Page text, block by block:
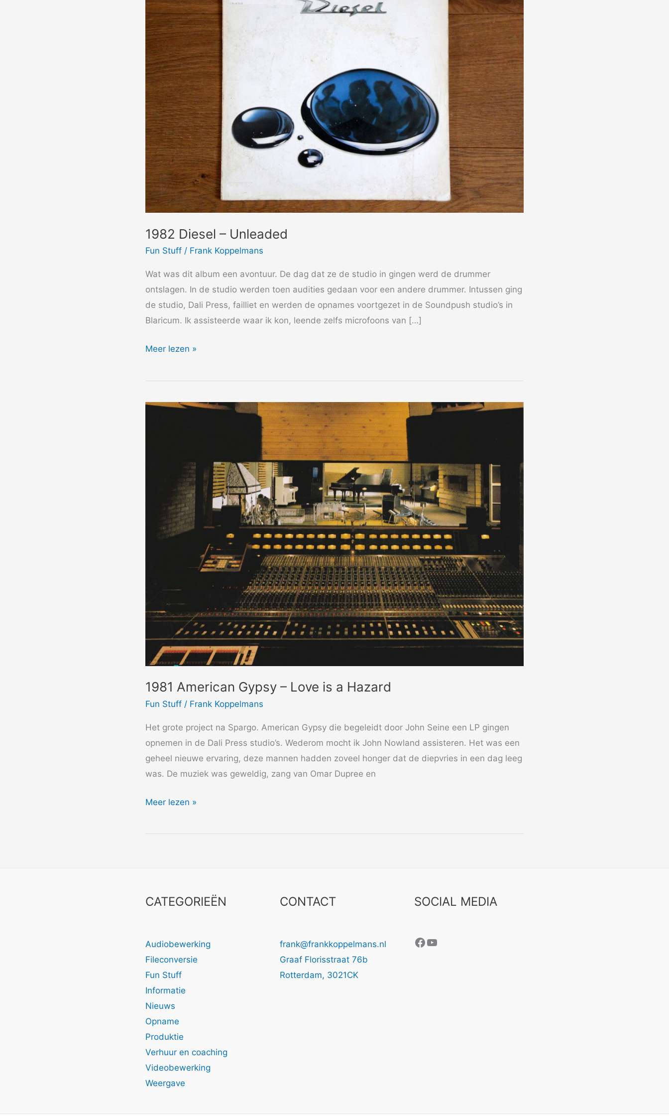
1982 Diesel – Unleaded
Fun Stuff / Frank Koppelmans
Wat was dit album een avontuur. De dag dat ze de studio in gingen werd de drummer
ontslagen. In de studio werden toen audities gedaan voor een andere drummer. Intussen ging
de studio, Dali Press, failliet en werden de opnames voortgezet in de Soundpush studio’s in
Blaricum. Ik assisteerde waar ik kon, leende zelfs microfoons van […]
1982
–
Meer lezen »
1981 American Gypsy – Love is a Hazard
Fun Stuff / Frank Koppelmans
Het grote project na Spargo. American Gypsy die begeleidt door John Seine een LP gingen
opnemen in de Dali Press studio’s. Wederom mocht ik John Nowland assisteren. Het was een
geheel nieuwe ervaring, deze mannen hadden zoveel honger dat de diepvries in een dag leeg
was. De muziek was geweldig, zang van Omar Dupree en
1981
Gypsy
Hazard
Meer lezen »
CATEGORIEËN
Audiobewerking
Fileconversie
Fun Stuff
Informatie
Nieuws
Opname
Produktie
Verhuur en coaching
Videobewerking
Weergave
CONTACT
frank@frankkoppelmans.nl
Graaf Florisstraat 76b
Rotterdam, 3021CK
SOCIAL MEDIA
Facebook
YouTube